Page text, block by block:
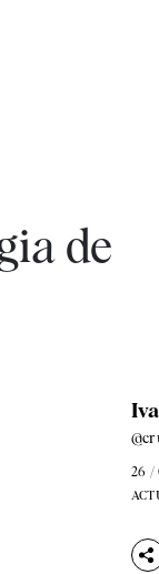
de
26 /